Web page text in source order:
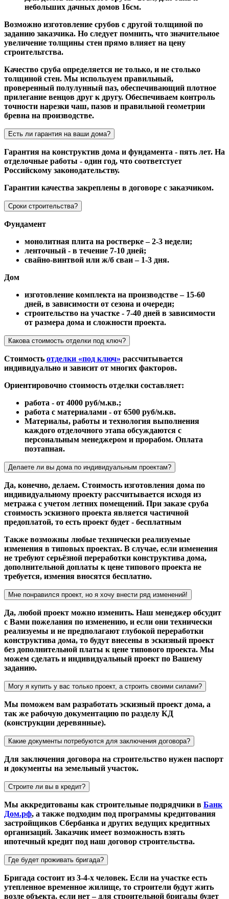
небольших дачных домов 16см.
Возможно изготовление срубов с другой толщиной по
заданию заказчика. Но следует помнить, что значительное
увеличение толщины стен прямо влияет на цену
строительтства.
Качество сруба определяется не только, и не столько
толщиной стен. Мы используем правильный,
проверенный полулунный паз, обеспечивающий плотное
прилегание венцов друг к другу. Обеспечиваем контроль
точности нарезки чаш, пазов и правильной геометрии
бревна на производстве.
Есть ли гарантия на ваши дома?
Гарантия на конструктив дома и фундамента - пять лет. На
отделочные работы - один год, что соответстует
Российскому законодательству.
Гарантии качества закреплены в договоре с заказчиком.
Сроки строительства?
Фундамент
монолитная плита на ростверке – 2-3 недели;
ленточный - в течение 7-10 дней;
свайно-винтвой или ж/б сваи – 1-3 дня.
Дом
изготовление комплекта на производстве – 15-60
дней, в зависимости от сезона и очереди;
строительство на участке - 7-40 дней в зависимости
от размера дома и сложности проекта.
Какова стоимость отделки под ключ?
Стоимость отделки «под ключ» рассчитывается
индивидуально и зависит от многих факторов.
Ориентировочно стоимость отделки составляет:
работа - от 4000 руб/м.кв.;
работа с материалами - от 6500 руб/м.кв.
Материалы, работы и технология выполнения
каждого отделочного этапа обсуждаются с
персональным менеджером и прорабом. Оплата
поэтапная.
Делаете ли вы дома по индивидуальным проектам?
Да, конечно, делаем. Стоимость изготовления дома по
индивидуальному проекту рассчитывается исходя из
метража с учетом летних помещений. При заказе сруба
стоимость эскизного проекта является частичной
предоплатой, то есть проект будет - бесплатным
Также возможны любые технически реализуемые
изменения в типовых проектах. В случае, если изменения
не требуют серьёзной переработки конструктива дома,
дополнительной доплаты к цене типового проекта не
требуется, измения вносятся бесплатно.
Мне понравился проект, но я хочу внести ряд изменений!
Да, любой проект можно изменить. Наш менеджер обсудит
с Вами пожелания по изменению, и если они технически
реализуемы и не предполагают глубокой переработки
конструктива дома, то будут внесены в эскизный проект
без дополнительной платы к цене типового проекта. Мы
можем сделать и индивидуальный проект по Вашему
заданию.
Могу я купить у вас только проект, а строить своими силами?
Мы поможем вам разработать эскизный проект дома, а
так же рабочую документацию по разделу КД
(конструкции деревянные).
Какие документы потребуются для заключения договора?
Для заключения договора на строительство нужен паспорт
и документы на земельный участок.
Строите ли вы в кредит?
Мы аккредитованы как строительные подрядчики в Банк
Дом.рф, а также подходим под программы кредитования
застройщиков Сбербанка и других ведущих кредитных
организаций. Заказчик имеет возможность взять
ипотечный кредит под наш договор строительства.
Где будет проживать бригада?
Бригада состоит из 3-4-х человек. Если на участке есть
утепленное временное жилище, то строители будут жить
возле объекта, если нет – для строительной бригады будет